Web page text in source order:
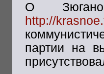
О
http://
партии на